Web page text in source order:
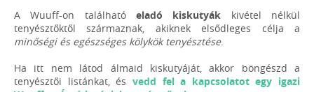
A Wuuff-on található eladó kiskutyák kivétel nélkül
tenyésztőktől származnak, akiknek elsődleges célja a
minőségi és egészséges kölykök tenyésztése.
Ha itt nem látod álmaid kiskutyáját, akkor böngészd a
tenyésztői listánkat, és vedd fel a kapcsolatot egy igazi